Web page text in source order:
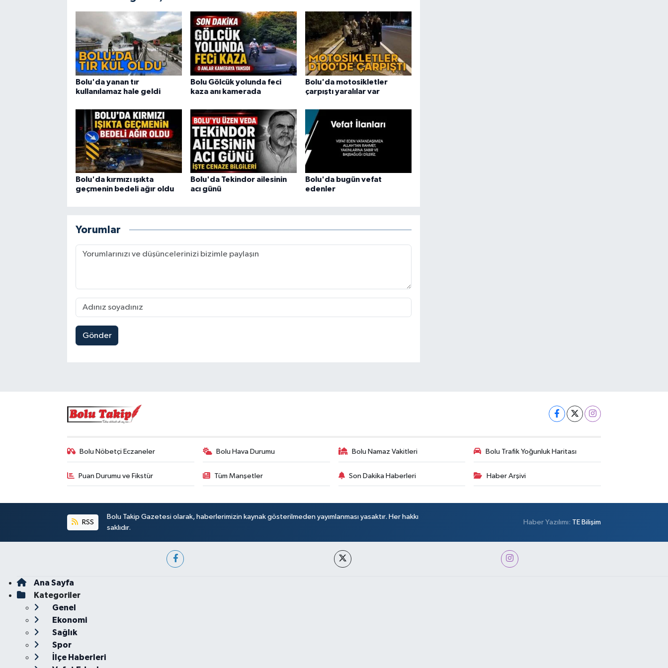
Bolu'da yanan tır
kullanılamaz hale geldi
Bolu Gölcük yolunda feci
kaza anı kamerada
Bolu'da motosikletler
çarpıştı yaralılar var
Bolu'da kırmızı ışıkta
geçmenin bedeli ağır oldu
Bolu'da Tekindor ailesinin
acı günü
Bolu'da bugün vefat
edenler
Yorumlar
Gönder
Bolu Nöbetçi Eczaneler Bolu Hava Durumu Bolu Namaz Vakitleri Bolu Trafik Yoğunluk Haritası
Puan Durumu ve Fikstür Tüm Manşetler Son Dakika Haberleri Haber Arşivi
RSS
Bolu Takip Gazetesi olarak, haberlerimizin kaynak gösterilmeden yayımlanması yasaktır. Her hakkı
saklıdır.
Haber Yazılımı: TE Bilişim
Ana Sayfa
Kategoriler
Genel
Ekonomi
Sağlık
Spor
İlçe Haberleri